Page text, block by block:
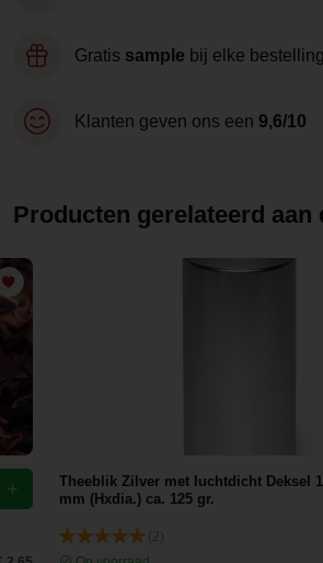
Gratis sample bij elke bestelling
Klanten geven ons een 9,6/10
Producten gerelateerd aan
Theeblik Zilver met luchtdicht Deksel
mm (Hxdia.) ca. 125 gr.